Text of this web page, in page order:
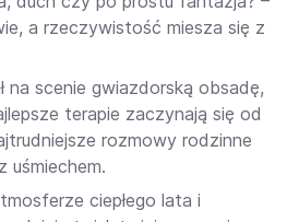
a rzeczywistość miesza się z
na scenie gwiazdorską obsadę,
terapie zaczynają się od
rozmowy rodzinne
uśmiechem.
ciepłego lata i